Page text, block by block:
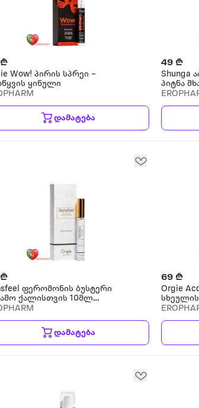
Wow! პირის სპრეი –
ყინული
დამატება
49 ₾
Shunga
პიტნა
ფერომონის ბუსტერი
ქალისთვის 10მლ
დამატება
69 ₾
Orgie